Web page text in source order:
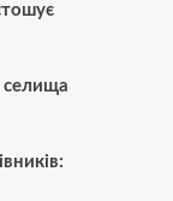
селища